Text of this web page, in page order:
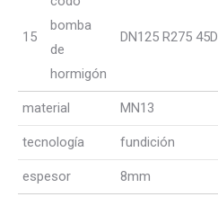
15
bomba
de
hormigón
DN125 R275 45D
material MN13
tecnología fundición
espesor 8mm